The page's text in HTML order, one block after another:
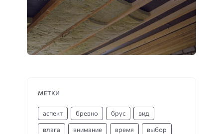
МЕТКИ
аспект бревно брус вид
влага внимание время выбор